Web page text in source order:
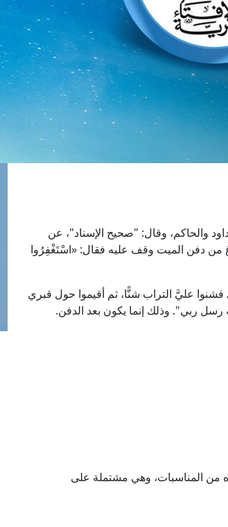
والحاكم، وقال: "صحيح الإسناد"، عن
من دفن الميت وقف عليه فقال: «اسْتَغْفِرُوا
عليَّ التراب شنًّا، ثم أقيموا حول قبري
رسل ربي". وذلك إنما يكون بعد الدفن.
من المناسبات، وهي مشتملة على